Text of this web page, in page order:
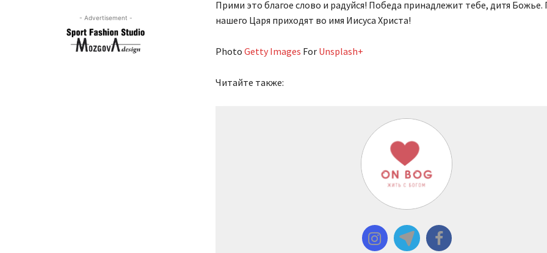
- Advertisement -
Прими это благое слово и радуйся! Победа принадлежит тебе, дитя
нашего Царя приходят во имя Иисуса Христа!
Photo Getty Images For Unsplash+
Читайте также: